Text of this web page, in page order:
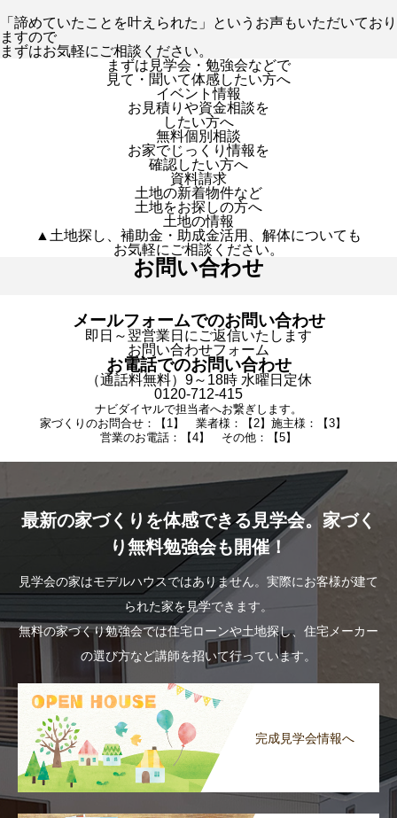
「諦めていたことを叶えられた」というお声もいただいており
ますので
まずはお気軽にご相談ください。
まずは見学会・勉強会などで
見て・聞いて体感したい方へ
イベント情報
お見積りや資金相談を
したい方へ
無料個別相談
お家でじっくり情報を
確認したい方へ
資料請求
土地の新着物件など
土地をお探しの方へ
土地の情報
▲土地探し、補助金・助成金活用、解体についても
お気軽にご相談ください。
お問い合わせ
メールフォームでのお問い合わせ
即日～翌営業日にご返信いたします
お問い合わせフォーム
お電話でのお問い合わせ
（通話料無料）9～18時 水曜日定休
0120-712-415
ナビダイヤルで担当者へお繋ぎします。
家づくりのお問合せ：【1】 業者様：【2】施主様：【3】
営業のお電話：【4】 その他：【5】
最新の家づくりを体感できる見学会。家づく
り無料勉強会も開催！
見学会の家はモデルハウスではありません。実際にお客様が建て
られた家を見学できます。
無料の家づくり勉強会では住宅ローンや土地探し、住宅メーカー
の選び方など講師を招いて行っています。
完成見学会情報へ